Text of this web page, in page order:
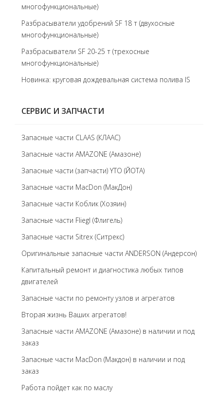
многофункциональные)
Разбрасыватели удобрений SF 18 т (двухосные
многофункциональные)
Разбрасыватели SF 20-25 т (трехосные
многофункциональные)
Новинка: круговая дождевальная система полива IS
СЕРВИС И ЗАПЧАСТИ
Запасные части CLAAS (КЛААС)
Запасные части AMAZONE (Амазоне)
Запасные части (запчасти) YTO (ЙОТА)
Запасные части MacDon (МакДон)
Запасные части Коблик (Хозяин)
Запасные части Fliegl (Флигель)
Запасные части Sitrex (Ситрекс)
Оригинальные запасные части ANDERSON (Андерсон)
Капитальный ремонт и диагностика любых типов
двигателей
Запасные части по ремонту узлов и агрегатов
Вторая жизнь Ваших агрегатов!
Запасные части AMAZONE (Амазоне) в наличии и под
заказ
Запасные части MacDon (Макдон) в наличии и под
заказ
Работа пойдет как по маслу